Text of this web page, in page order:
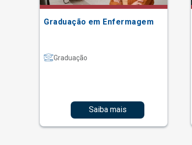
Graduação em Enfermagem
Graduação
Saiba mais